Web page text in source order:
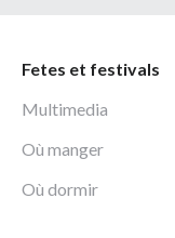
Fetes et festivals
Multimedia
Où manger
Où dormir